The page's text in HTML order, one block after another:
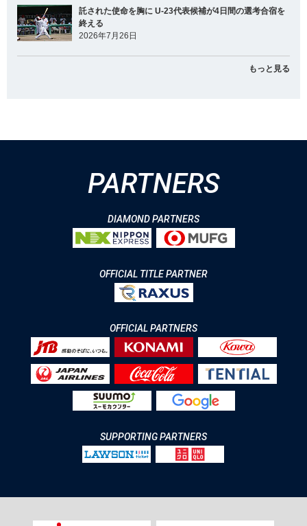
託された使命を胸に U-23代表候補が4日間の選考合宿を
終える
2026年7月26日
もっと見る
PARTNERS
DIAMOND PARTNERS
OFFICIAL TITLE PARTNER
OFFICIAL PARTNERS
SUPPORTING PARTNERS